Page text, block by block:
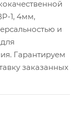
1, 4мм,
и
Гарантируем
заказанных